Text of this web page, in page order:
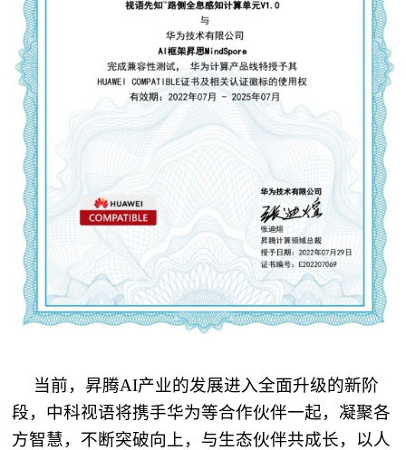
当前，昇腾AI产业的发展进入全面升级的新阶
段， 中科视语将携手华为等合作伙伴一起，凝聚各
方智慧，不断突破向上，与生态伙伴共成长，以人